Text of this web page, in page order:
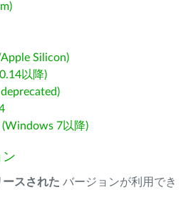
Silicon)
以降)
7以降)
ン
ースされた バージョンが利用でき